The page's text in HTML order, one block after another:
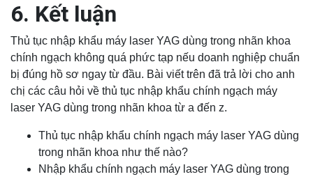
6. Kết luận
Thủ tục nhập khẩu máy laser YAG dùng trong nhãn khoa
chính ngạch không quá phức tạp nếu doanh nghiệp chuẩn
bị đúng hồ sơ ngay từ đầu. Bài viết trên đã trả lời cho anh
chị các câu hỏi về thủ tục nhập khẩu chính ngạch máy
laser YAG dùng trong nhãn khoa từ a đến z.
Thủ tục nhập khẩu chính ngạch máy laser YAG dùng
trong nhãn khoa như thế nào?
Nhập khẩu chính ngạch máy laser YAG dùng trong